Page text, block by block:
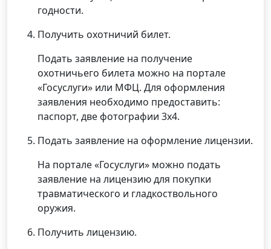
годности.
Получить охотничий билет.
Подать заявление на получение
охотничьего билета можно на портале
«Госуслуги» или МФЦ. Для оформления
заявления необходимо предоставить:
паспорт, две фотографии 3х4.
Подать заявление на оформление лицензии.
На портале «Госуслуги» можно подать
заявление на лицензию для покупки
травматического и гладкоствольного
оружия.
Получить лицензию.